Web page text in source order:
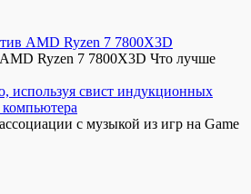
AMD Ryzen 7 7800X3D
Ryzen 7 7800X3D Что лучше
используя свист индукционных
с музыкой из игр на Game